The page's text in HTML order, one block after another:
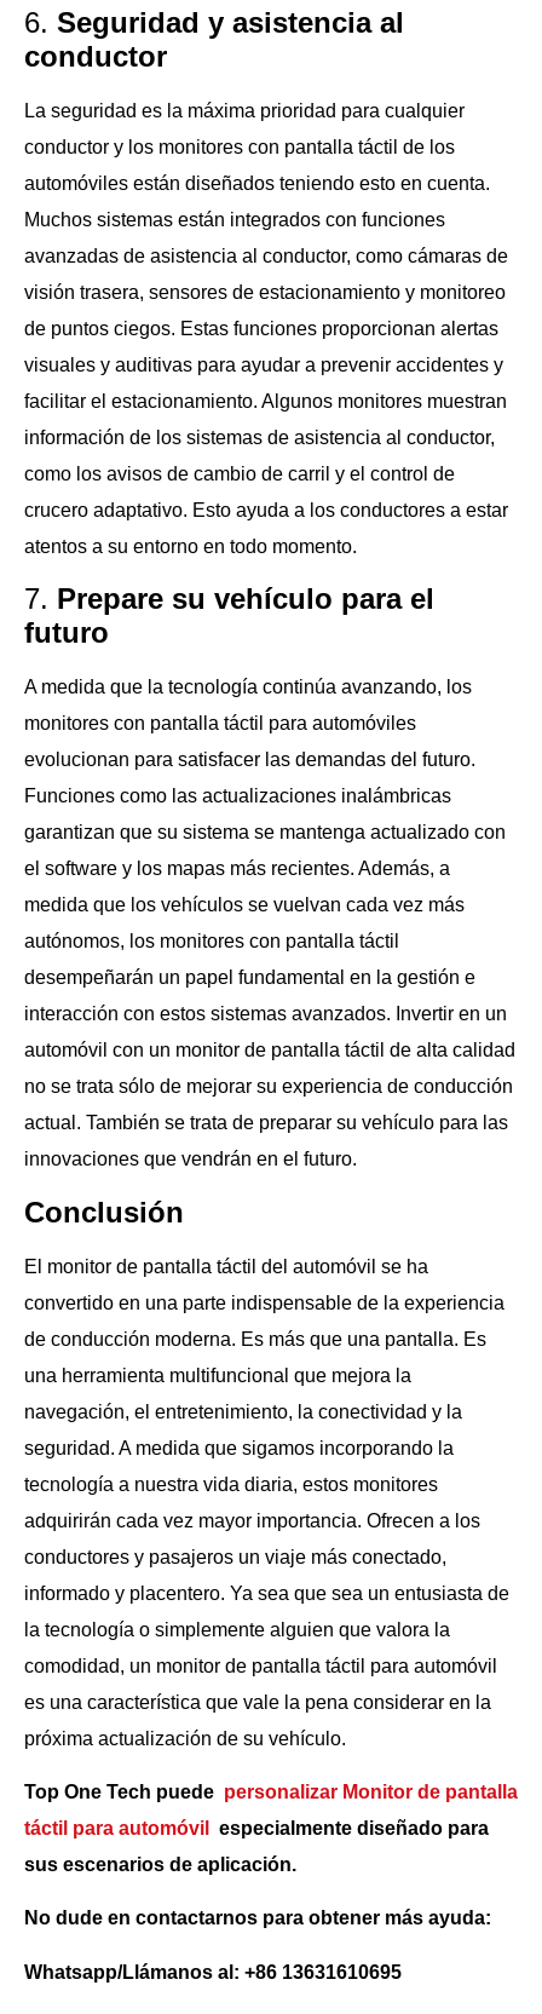
6. Seguridad y asistencia al
conductor
La seguridad es la máxima prioridad para cualquier
conductor y los monitores con pantalla táctil de los
automóviles están diseñados teniendo esto en cuenta.
Muchos sistemas están integrados con funciones
avanzadas de asistencia al conductor, como cámaras de
visión trasera, sensores de estacionamiento y monitoreo
de puntos ciegos. Estas funciones proporcionan alertas
visuales y auditivas para ayudar a prevenir accidentes y
facilitar el estacionamiento. Algunos monitores muestran
información de los sistemas de asistencia al conductor,
como los avisos de cambio de carril y el control de
crucero adaptativo. Esto ayuda a los conductores a estar
atentos a su entorno en todo momento.
7. Prepare su vehículo para el
futuro
A medida que la tecnología continúa avanzando, los
monitores con pantalla táctil para automóviles
evolucionan para satisfacer las demandas del futuro.
Funciones como las actualizaciones inalámbricas
garantizan que su sistema se mantenga actualizado con
el software y los mapas más recientes. Además, a
medida que los vehículos se vuelvan cada vez más
autónomos, los monitores con pantalla táctil
desempeñarán un papel fundamental en la gestión e
interacción con estos sistemas avanzados. Invertir en un
automóvil con un monitor de pantalla táctil de alta calidad
no se trata sólo de mejorar su experiencia de conducción
actual. También se trata de preparar su vehículo para las
innovaciones que vendrán en el futuro.
Conclusión
El monitor de pantalla táctil del automóvil se ha
convertido en una parte indispensable de la experiencia
de conducción moderna. Es más que una pantalla. Es
una herramienta multifuncional que mejora la
navegación, el entretenimiento, la conectividad y la
seguridad. A medida que sigamos incorporando la
tecnología a nuestra vida diaria, estos monitores
adquirirán cada vez mayor importancia. Ofrecen a los
conductores y pasajeros un viaje más conectado,
informado y placentero. Ya sea que sea un entusiasta de
la tecnología o simplemente alguien que valora la
comodidad, un monitor de pantalla táctil para automóvil
es una característica que vale la pena considerar en la
próxima actualización de su vehículo.
Top One Tech puede personalizar Monitor de pantalla
táctil para automóvil
especialmente diseñado para
sus escenarios de aplicación.
No dude en contactarnos para obtener más ayuda:
Whatsapp/Llámanos al: +86 13631610695